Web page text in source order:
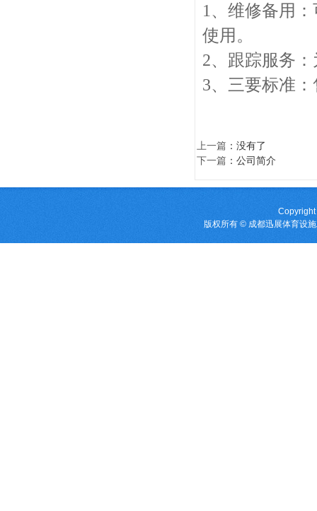
1、维修备用
使用。
2、跟踪服务
3、三要标准
上一篇 ：没有了
下一篇 ： 公司简介
版权所有 © 成都迅展体育设